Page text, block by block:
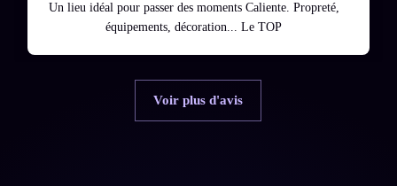
Un lieu idéal pour passer des moments Caliente. Propreté,
équipements, décoration... Le TOP
Voir plus d'avis